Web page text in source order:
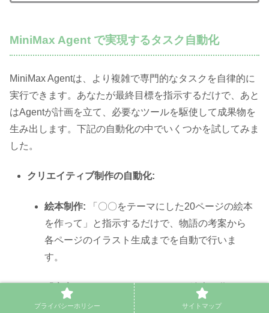
MiniMax Agent で実現するタスク自動化
MiniMax Agentは、より複雑で専門的なタスクを自律的に
実行できます。あなたが最終目標を指示するだけで、あと
はAgentが計画を立て、必要なツールを駆使して成果物を
生み出します。下記の自動化の中でいくつかを試してみま
した。
クリエイティブ制作の自動化:
絵本制作: 「〇〇をテーマにした20ページの絵本
を作って」と指示するだけで、物語の考案から
各ページのイラスト生成までを自動で行いま
す。
「宇宙をテーマにした20ページの絵本を作っ
て」と頼んでみました。作成された絵本は、次
プライバシーホリシー サイトマップ